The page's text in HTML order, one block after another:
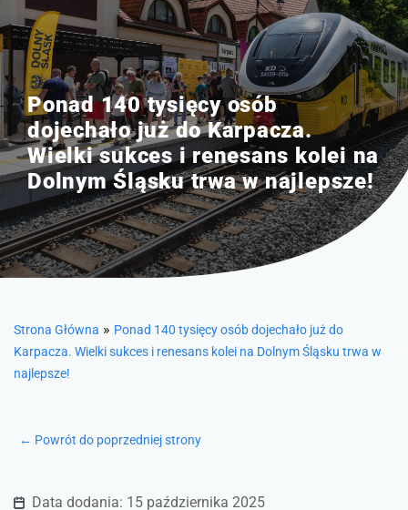
Ponad 140 tysięcy osób
dojechało już do Karpacza.
Wielki sukces i renesans kolei na
Dolnym Śląsku trwa w najlepsze!
Strona Główna » Ponad 140 tysięcy osób dojechało już do
Karpacza. Wielki sukces i renesans kolei na Dolnym Śląsku trwa w
najlepsze!
← Powrót do poprzedniej strony
Data dodania: 15 października 2025